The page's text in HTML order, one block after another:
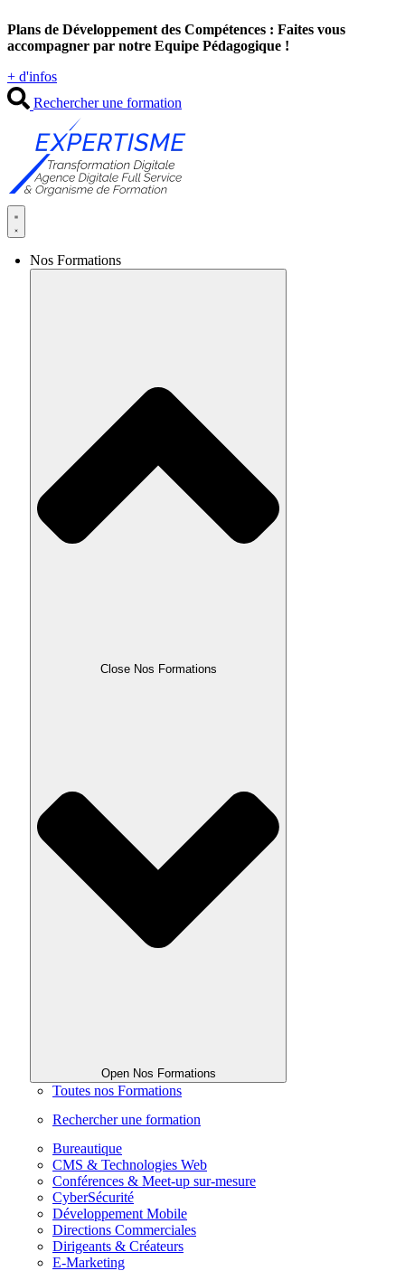
au
contenu
Plans de Développement des Compétences : Faites vous
accompagner par notre Equipe Pédagogique !
+ d'infos
Rechercher une formation
Nos Formations
Close Nos Formations
Open Nos Formations
Toutes nos Formations
Rechercher une formation
Bureautique
CMS & Technologies Web
Conférences & Meet-up sur-mesure
CyberSécurité
Développement Mobile
Directions Commerciales
Dirigeants & Créateurs
E-Marketing